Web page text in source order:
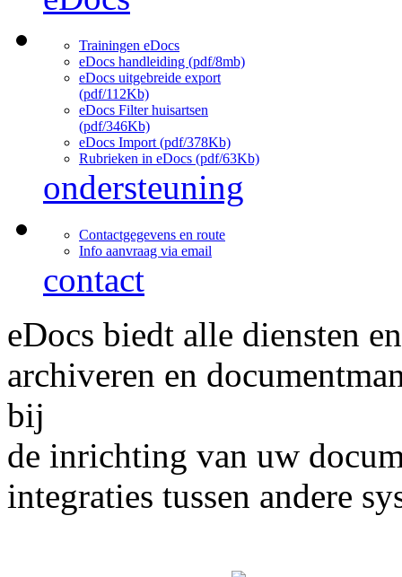
Trainingen eDocs
eDocs handleiding (pdf/8mb)
eDocs uitgebreide export
(pdf/112Kb)
eDocs Filter huisartsen
(pdf/346Kb)
eDocs Import (pdf/378Kb)
Rubrieken in eDocs (pdf/63Kb)
ondersteuning
Contactgegevens en route
Info aanvraag via email
contact
eDocs biedt alle diensten
archiveren en
bij
de inrichting van uw
integraties tussen andere